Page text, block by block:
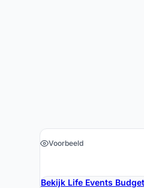
Voorbeeld
Bekijk Life Events